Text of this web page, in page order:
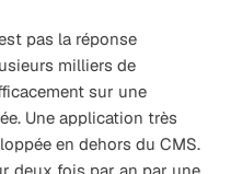
pas la réponse
milliers de
sur une
Une application très
en dehors du CMS.